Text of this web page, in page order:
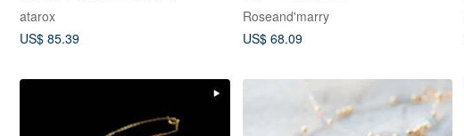
atarox
US$ 85.39
Roseand'marry
US$ 68.09